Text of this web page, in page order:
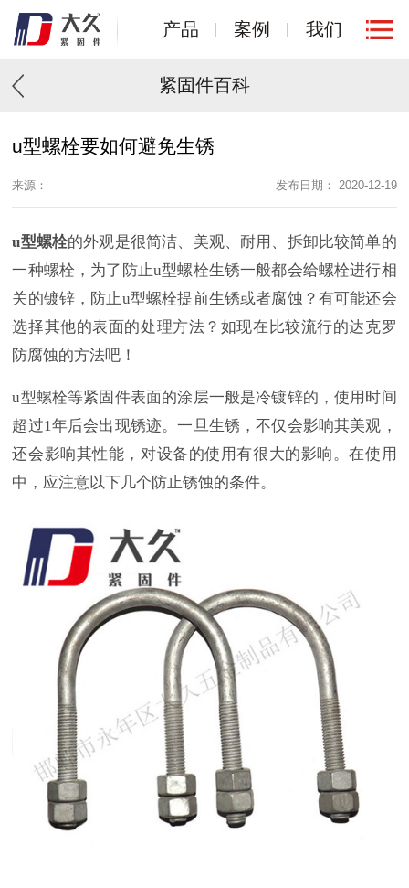
产品 案例 我们
紧固件百科
u型螺栓要如何避免生锈
来源： 发布日期： 2020-12-19
u型螺栓的外观是很简洁、美观、耐用、拆卸比较简单的
一种螺栓，为了防止u型螺栓生锈一般都会给螺栓进行相
关的镀锌，防止u型螺栓提前生锈或者腐蚀？有可能还会
选择其他的表面的处理方法？如现在比较流行的达克罗
防腐蚀的方法吧！
u型螺栓等紧固件表面的涂层一般是冷镀锌的，使用时间
超过1年后会出现锈迹。一旦生锈，不仅会影响其美观，
还会影响其性能，对设备的使用有很大的影响。在使用
中，应注意以下几个防止锈蚀的条件。